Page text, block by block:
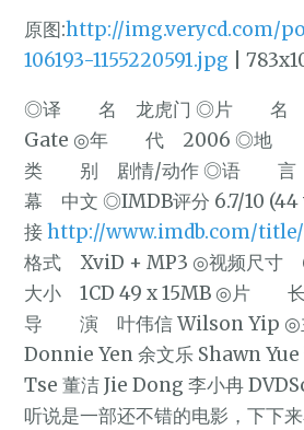
原图:http://img.verycd.com/
106193-1155220591.jpg |
◎译 名 龙虎门 ◎片 名
Gate ◎年 代 2006 ◎地
类 别 剧情/动作 ◎语
幕 中文 ◎IMDB评分 6.7/10
接http://www.imdb.com/
格式 XviD + MP3 ◎视频尺寸
大小 1CD 49 x 15MB ◎片
导 演 叶伟信 Wilson Yip
Donnie Yen 余文乐 Shawn
Tse 董洁 Jie Dong 李小冉
听说是一部还不错的电影，下下